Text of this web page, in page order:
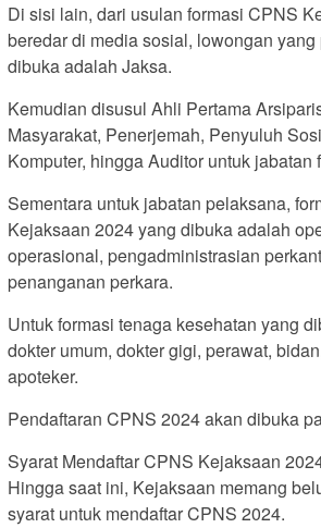
Di sisi lain, dari usulan formasi CPNS
beredar di media sosial, lowongan
dibuka adalah Jaksa.
Kemudian disusul Ahli Pertama
Masyarakat, Penerjemah, Penyuluh
Komputer, hingga Auditor untuk jabatan
Sementara untuk jabatan pelaksana,
Kejaksaan 2024 yang dibuka adalah
operasional, pengadministrasian
penanganan perkara.
Untuk formasi tenaga kesehatan yang
dokter umum, dokter gigi, perawat,
apoteker.
Pendaftaran CPNS 2024 akan dibuka
Syarat Mendaftar CPNS Kejaksaan
Hingga saat ini, Kejaksaan memang
syarat untuk mendaftar CPNS 2024.